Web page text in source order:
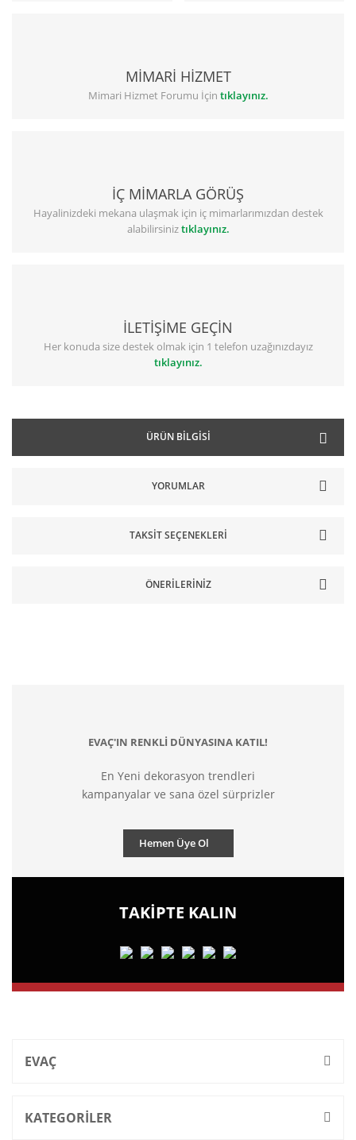
MİMARİ HİZMET
Mimari Hizmet Forumu İçin tıklayınız.
İÇ MİMARLA GÖRÜŞ
Hayalinizdeki mekana ulaşmak için iç mimarlarımızdan destek
alabilirsiniztıklayınız.
İLETİŞİME GEÇİN
Her konuda size destek olmak için 1 telefon uzağınızdayız
tıklayınız.
ÜRÜN BILGISI
YORUMLAR
TAKSIT SEÇENEKLERI
ÖNERILERINIZ
EVAÇ'IN RENKLİ DÜNYASINA KATIL!
En Yeni dekorasyon trendleri
kampanyalar ve sana özel sürprizler
Hemen Üye Ol
TAKİPTE KALIN
EVAÇ
KATEGORİLER